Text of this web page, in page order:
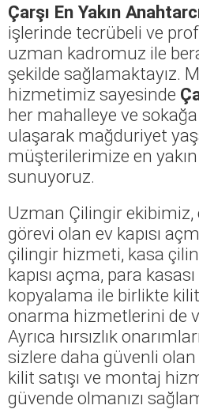
Çarşı En Yakın
işlerinde tecrübeli ve
uzman kadromuz ile
şekilde sağlamaktayız.
hizmetimiz sayesinde
her mahalleye ve sokağa
ulaşarak mağduriyet
müşterilerimize en
sunuyoruz.
Uzman Çilingir
görevi olan ev kapısı
çilingir hizmeti, kasa
kapısı açma, para
kopyalama ile birlikte
onarma hizmetlerini de
Ayrıca hırsızlık
sizlere daha güvenli olan
kilit satışı ve montaj
güvende olmanızı